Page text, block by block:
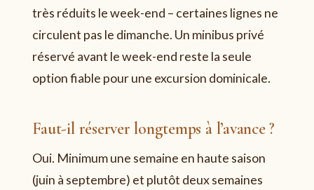
très réduits le week-end – certaines lignes ne
circulent pas le dimanche. Un minibus privé
réservé avant le week-end reste la seule
option fiable pour une excursion dominicale.
Faut-il réserver longtemps à l’avance ?
Oui. Minimum une semaine en haute saison
(juin à septembre) et plutôt deux semaines